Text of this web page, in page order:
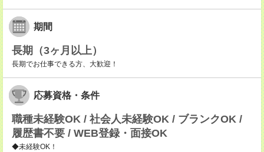
期間
長期（3ヶ月以上）
長期でお仕事できる方、大歓迎！
応募資格・条件
職種未経験OK / 社会人未経験OK / ブランクOK /
履歴書不要 / WEB登録・面接OK
◆未経験OK！